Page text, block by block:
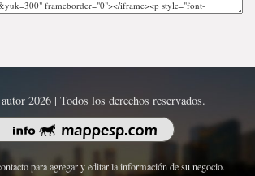
2026 | Todos los derechos reservados.
para agregar y editar la información de su negocio.